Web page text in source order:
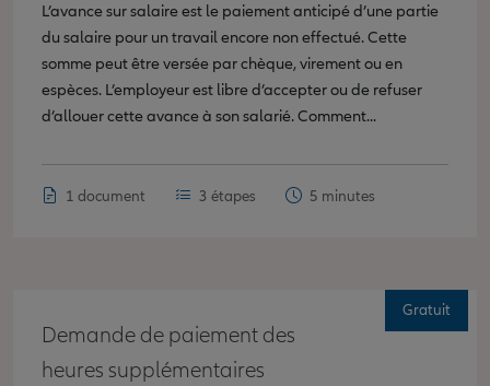
L’avance sur salaire est le paiement anticipé d’une partie
du salaire pour un travail encore non effectué. Cette
somme peut être versée par chèque, virement ou en
espèces. L’employeur est libre d’accepter ou de refuser
d’allouer cette avance à son salarié. Comment...
1 document 3 étapes 5 minutes
Demande de paiement des
heures supplémentaires
Gratuit